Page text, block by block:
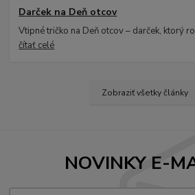
Darček na Deň otcov
Vtipné tričko na Deň otcov – darček, ktorý
čítať celé
Zobraziť všetky články
NOVINKY E-